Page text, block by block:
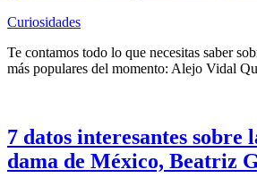
Curiosidades
Te contamos todo lo que necesitas saber
más populares del momento: Alejo Vidal
7 datos interesantes sobre
dama de México, Beatriz